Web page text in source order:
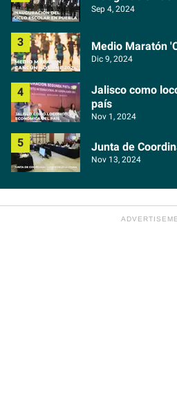
Sep 4, 2024
Medio Maratón
Dic 9, 2024
Jalisco como
país
Nov 1, 2024
Junta de
Nov 13, 2024